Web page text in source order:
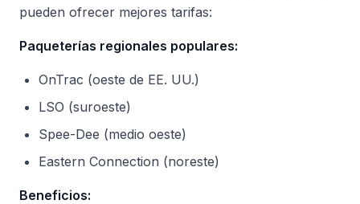
pueden ofrecer mejores tarifas:
Paqueterías regionales populares:
OnTrac (oeste de EE. UU.)
LSO (suroeste)
Spee-Dee (medio oeste)
Eastern Connection (noreste)
Beneficios: